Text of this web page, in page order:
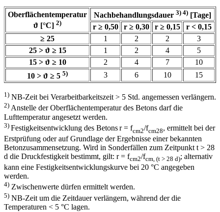
Oberflächentemperatur
ϑ [°C] 2)
Nachbehandlungsdauer 3) 4) [Tage]
r ≥ 0,50
r ≥ 0,30 r ≥ 0,15
r < 0,15
≥ 25
1 2 2
3
25 > ϑ ≥ 15
1 2 4
5
15 > ϑ ≥ 10
2 4 7
10
10 > ϑ ≥ 5 5) 3 6 10 15
1) NB-Zeit bei Verarbeitbarkeitszeit > 5 Std. angemessen verlängern.
2) Anstelle der Oberflächentemperatur des Betons darf die
Lufttemperatur angesetzt werden.
3) Festigkeitsentwicklung des Betonsr = fcm2/fcm28, ermittelt bei der
Erstprüfung oder auf Grundlage der Ergebnisse einer bekannten
Betonzusammensetzung. Wird in Sonderfällen zum Zeitpunkt t > 28
d die Druckfestigkeit bestimmt, gilt: r = fcm2/fcm, (t > 28 d); alternativ
kann eine Festigkeitsentwicklungskurve bei 20 °C angegeben
werden.
4) Zwischenwerte dürfen ermittelt werden.
5) NB-Zeit um die Zeitdauer verlängern, während der die
Temperaturen < 5 °C lagen.